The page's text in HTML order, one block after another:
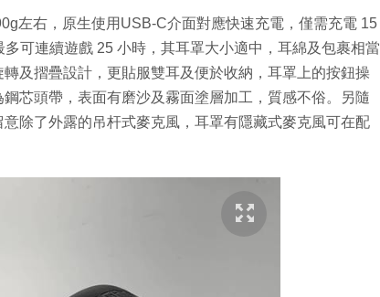
左右，原生使用USB-C介面對應快速充電，僅需充電 15
可連續遊戲 25 小時，其耳罩大小適中，耳綿及包裹相當
及摺疊設計，更貼服雙耳及便於收納，耳罩上的按鈕操
芯頭帶，表面有磨沙及霧面塗層加工，質感不俗。另隨
除了外露的吊杆式麥克風，耳罩有隱藏式麥克風可在配